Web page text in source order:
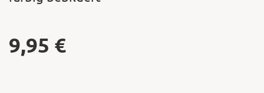
9,95 €